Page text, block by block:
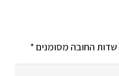
שדות החובה מסומנים *